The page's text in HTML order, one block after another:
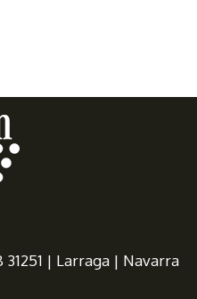
31251 | Larraga | Navarra